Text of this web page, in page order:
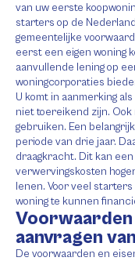
van uw eerste
starters op de
gemeentelijke
eerst een eigen woning
aanvullende lening op
woningcorporaties
U komt in aanmerking
niet toereikend zijn. Ook
gebruiken. Een
periode van drie jaar.
draagkracht. Dit kan
verwervingskosten
lenen. Voor veel
woning te kunnen
aanvragen
De voorwaarden en